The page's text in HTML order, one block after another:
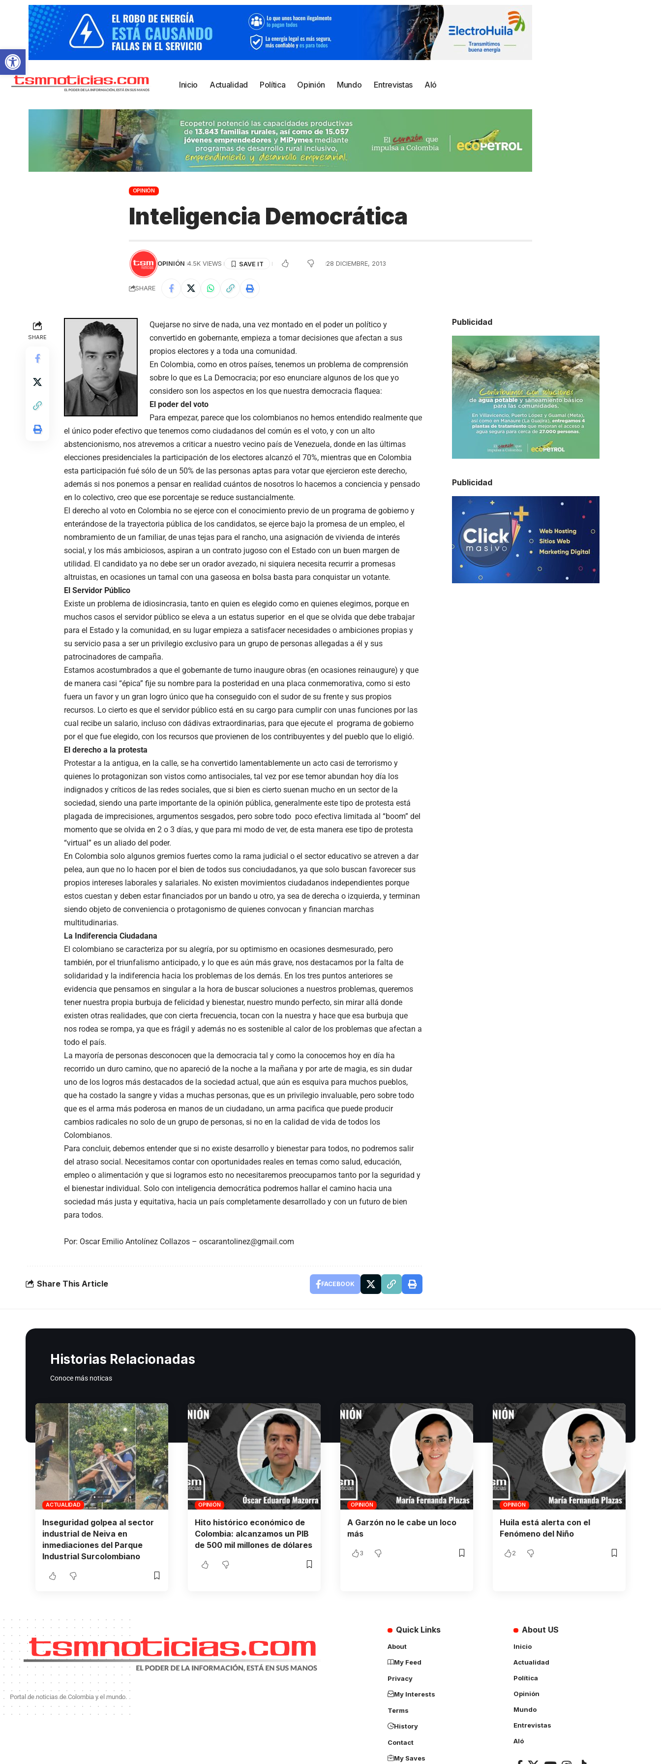
Abrir barra de herramientas
Inicio Actualidad Política Opinión Mundo Entrevistas Aló
OPINIÓN
Inteligencia Democrática
OPINIÓN 4.5K VIEWS 28 DICIEMBRE, 2013
SHARE
SHARE
Quejarse no sirve de nada, una vez montado en el poder un político y
convertido en gobernante, empieza a tomar decisiones que afectan a sus
propios electores y a toda una comunidad.
En Colombia, como en otros países, tenemos un problema de comprensión
sobre lo que es La Democracia; por eso enunciare algunos de los que yo
considero son los aspectos en los que nuestra democracia flaquea:
El poder del voto
Para empezar, parece que los colombianos no hemos entendido realmente que
el único poder efectivo que tenemos como ciudadanos del común es el voto, y con un alto
abstencionismo, nos atrevemos a criticar a nuestro vecino país de Venezuela, donde en las últimas
elecciones presidenciales la participación de los electores alcanzó el 70%, mientras que en Colombia
esta participación fué sólo de un 50% de las personas aptas para votar que ejercieron este derecho,
además si nos ponemos a pensar en realidad cuántos de nosotros lo hacemos a conciencia y pensado
en lo colectivo, creo que ese porcentaje se reduce sustancialmente.
El derecho al voto en Colombia no se ejerce con el conocimiento previo de un programa de gobierno y
enterándose de la trayectoria pública de los candidatos, se ejerce bajo la promesa de un empleo, el
nombramiento de un familiar, de unas tejas para el rancho, una asignación de vivienda de interés
social, y los más ambiciosos, aspiran a un contrato jugoso con el Estado con un buen margen de
utilidad. El candidato ya no debe ser un orador avezado, ni siquiera necesita recurrir a promesas
altruistas, en ocasiones un tamal con una gaseosa en bolsa basta para conquistar un votante.
El Servidor Público
Existe un problema de idiosincrasia, tanto en quien es elegido como en quienes elegimos, porque en
muchos casos el servidor público se eleva a un estatus superior en el que se olvida que debe trabajar
para el Estado y la comunidad, en su lugar empieza a satisfacer necesidades o ambiciones propias y
su servicio pasa a ser un privilegio exclusivo para un grupo de personas allegadas a él y sus
patrocinadores de campaña.
Estamos acostumbrados a que el gobernante de turno inaugure obras (en ocasiones reinaugure) y que
de manera casi “épica” fije su nombre para la posteridad en una placa conmemorativa, como si esto
fuera un favor y un gran logro único que ha conseguido con el sudor de su frente y sus propios
recursos. Lo cierto es que el servidor público está en su cargo para cumplir con unas funciones por las
cual recibe un salario, incluso con dádivas extraordinarias, para que ejecute el programa de gobierno
por el que fue elegido, con los recursos que provienen de los contribuyentes y del pueblo que lo eligió.
El derecho a la protesta
Protestar a la antigua, en la calle, se ha convertido lamentablemente un acto casi de terrorismo y
quienes lo protagonizan son vistos como antisociales, tal vez por ese temor abundan hoy día los
indignados y críticos de las redes sociales, que si bien es cierto suenan mucho en un sector de la
sociedad, siendo una parte importante de la opinión pública, generalmente este tipo de protesta está
plagada de imprecisiones, argumentos sesgados, pero sobre todo poco efectiva limitada al “boom” del
momento que se olvida en 2 o 3 días, y que para mi modo de ver, de esta manera ese tipo de protesta
“virtual” es un aliado del poder.
En Colombia solo algunos gremios fuertes como la rama judicial o el sector educativo se atreven a dar
pelea, aun que no lo hacen por el bien de todos sus conciudadanos, ya que solo buscan favorecer sus
propios intereses laborales y salariales. No existen movimientos ciudadanos independientes porque
estos cuestan y deben estar financiados por un bando u otro, ya sea de derecha o izquierda, y terminan
siendo objeto de conveniencia o protagonismo de quienes convocan y financian marchas
multitudinarias.
La Indiferencia Ciudadana
El colombiano se caracteriza por su alegría, por su optimismo en ocasiones desmesurado, pero
también, por el triunfalismo anticipado, y lo que es aún más grave, nos destacamos por la falta de
solidaridad y la indiferencia hacia los problemas de los demás. En los tres puntos anteriores se
evidencia que pensamos en singular a la hora de buscar soluciones a nuestros problemas, queremos
tener nuestra propia burbuja de felicidad y bienestar, nuestro mundo perfecto, sin mirar allá donde
existen otras realidades, que con cierta frecuencia, tocan con la nuestra y hace que esa burbuja que
nos rodea se rompa, ya que es frágil y además no es sostenible al calor de los problemas que afectan a
todo el país.
La mayoría de personas desconocen que la democracia tal y como la conocemos hoy en día ha
recorrido un duro camino, que no apareció de la noche a la mañana y por arte de magia, es sin dudar
uno de los logros más destacados de la sociedad actual, que aún es esquiva para muchos pueblos,
que ha costado la sangre y vidas a muchas personas, que es un privilegio invaluable, pero sobre todo
que es el arma más poderosa en manos de un ciudadano, un arma pacifica que puede producir
cambios radicales no solo de un grupo de personas, si no en la calidad de vida de todos los
Colombianos.
Para concluir, debemos entender que si no existe desarrollo y bienestar para todos, no podremos salir
del atraso social. Necesitamos contar con oportunidades reales en temas como salud, educación,
empleo o alimentación y que si logramos esto no necesitaremos preocuparnos tanto por la seguridad y
el bienestar individual. Solo con inteligencia democrática podremos hallar el camino hacia una
sociedad más justa y equitativa, hacia un país completamente desarrollado y con un futuro de bien
para todos.
Por: Oscar Emilio Antolínez Collazos – oscarantolinez@gmail.com
Share This Article FACEBOOK
Publicidad
Publicidad
Historias Relacionadas
Conoce más noticas
ACTUALIDAD
Inseguridad golpea al sector
industrial de Neiva en
inmediaciones del Parque
Industrial Surcolombiano
OPINIÓN
Hito histórico económico de
Colombia: alcanzamos un PIB
de 500 mil millones de dólares
OPINIÓN
A Garzón no le cabe un loco
más
3
OPINIÓN
Huila está alerta con el
Fenómeno del Niño
2
Portal de noticias de Colombia y el mundo.
Quick Links
About
My Feed
Privacy
My Interests
Terms
History
Contact
My Saves
About US
Inicio
Actualidad
Política
Opinión
Mundo
Entrevistas
Aló